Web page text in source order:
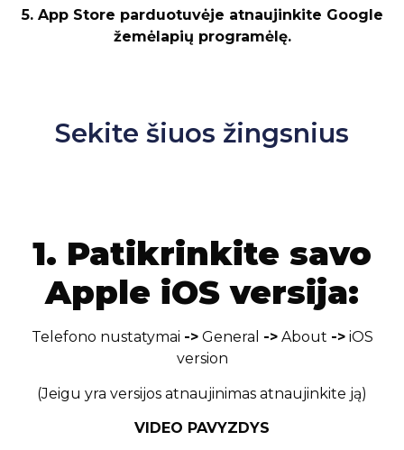
5. App Store parduotuvėje atnaujinkite Google
žemėlapių programėlę.
Sekite šiuos žingsnius
1. Patikrinkite savo
Apple iOS versija:
Telefono nustatymai ->General ->About ->iOS
version
(Jeigu yra versijos atnaujinimas atnaujinkite ją)
VIDEO PAVYZDYS